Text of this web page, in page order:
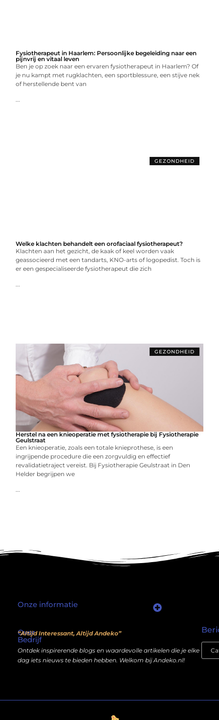
Fysiotherapeut in Haarlem: Persoonlijke begeleiding naar een
pijnvrij en vitaal leven
Ben je op zoek naar een ervaren fysiotherapeut in Haarlem? Of
je nu kampt met rugklachten, een sportblessure, een stijve nek
of herstellende bent van
...
GEZONDHEID
Welke klachten behandelt een orofaciaal fysiotherapeut?
Klachten aan het gezicht, de kaak of keel worden vaak
geassocieerd met een tandarts, KNO-arts of logopedist. Toch is
er een gespecialiseerde fysiotherapeut die zich
...
GEZONDHEID
Herstel na een knieoperatie met fysiotherapie bij Fysiotherapie
Geulstraat
Een knieoperatie, zoals een totale knieprothese, is een
ingrijpende procedure die een zorgvuldig en effectief
revalidatietraject vereist. Bij Fysiotherapie Geulstraat in Den
Helder begrijpen we
...
Over
Bedrijf
“Altijd Interessant, Altijd Andeko”
Ontdek inspirerende blogs en waardevolle artikelen die je elke
dag iets nieuws te bieden hebben. Welkom bij Andeko.nl!
Onze informatie